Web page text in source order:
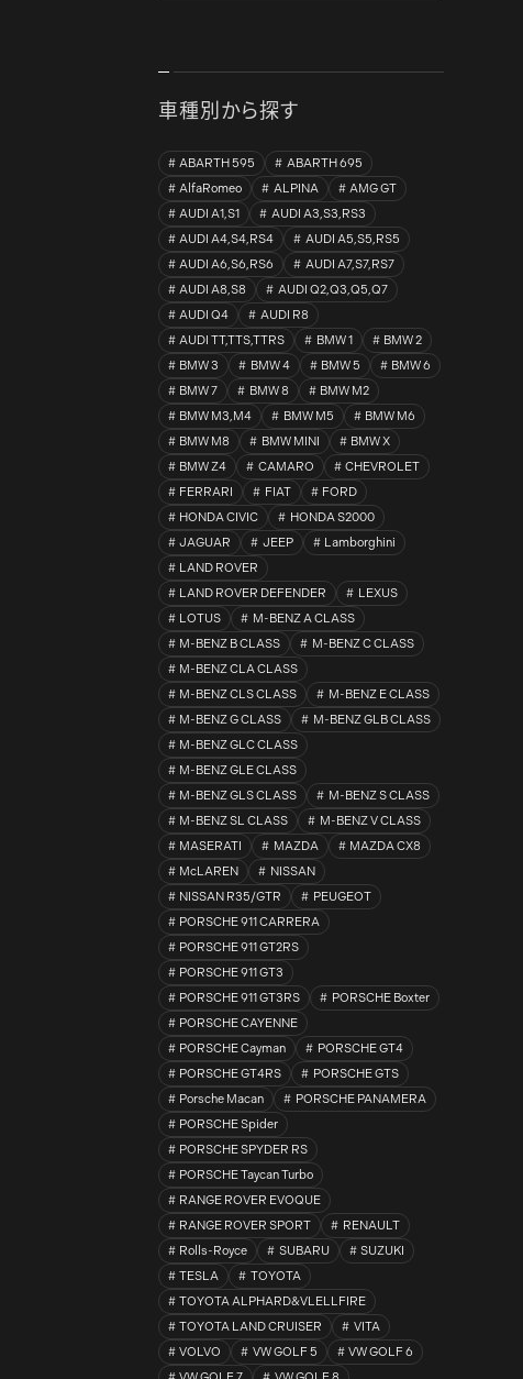
車種別から探す
ABARTH 595
ABARTH 695
AlfaRomeo
ALPINA
AMG GT
AUDI A1,S1
AUDI A3,S3,RS3
AUDI A4,S4,RS4
AUDI A5,S5,RS5
AUDI A6,S6,RS6
AUDI A7,S7,RS7
AUDI A8,S8
AUDI Q2,Q3,Q5,Q7
AUDI Q4
AUDI R8
AUDI TT,TTS,TTRS
BMW 1
BMW 2
BMW 3
BMW 4 BMW 5
BMW 6
BMW 7
BMW 8
BMW M2
BMW M3,M4
BMW M5
BMW M6
BMW M8
BMW MINI
BMW X
BMW Z4
CAMARO
CHEVROLET
FERRARI
FIAT
FORD
HONDA CIVIC
HONDA S2000
JAGUAR
JEEP
Lamborghini
LAND ROVER
LAND ROVER DEFENDER
LEXUS
LOTUS
M-BENZ A CLASS
M-BENZ B CLASS
M-BENZ C CLASS
M-BENZ CLA CLASS
M-BENZ CLS CLASS
M-BENZ E CLASS
M-BENZ G CLASS
M-BENZ GLB CLASS
M-BENZ GLC CLASS
M-BENZ GLE CLASS
M-BENZ GLS CLASS
M-BENZ S CLASS
M-BENZ SL CLASS
M-BENZ V CLASS
MASERATI
MAZDA
MAZDA CX8
McLAREN
NISSAN
NISSAN R35/GTR
PEUGEOT
PORSCHE 911 CARRERA
PORSCHE 911 GT2RS
PORSCHE 911 GT3
PORSCHE 911 GT3RS
PORSCHE Boxter
PORSCHE CAYENNE
PORSCHE Cayman
PORSCHE GT4
PORSCHE GT4RS
PORSCHE GTS
Porsche Macan
PORSCHE PANAMERA
PORSCHE Spider
PORSCHE SPYDER RS
PORSCHE Taycan Turbo
RANGE ROVER EVOQUE
RANGE ROVER SPORT
RENAULT
Rolls-Royce
SUBARU
SUZUKI
TESLA
TOYOTA
TOYOTA ALPHARD&VLELLFIRE
TOYOTA LAND CRUISER
VITA
VOLVO
VW GOLF 5
VW GOLF 6